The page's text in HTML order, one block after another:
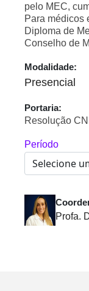
pelo MEC,
Para médicos
Diploma de
Conselho de
Modalidade:
Presencial
Portaria:
Resolução
Período
Profa.